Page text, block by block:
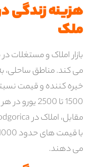
هزینه زندگی
ملک
بازار املاک و مستغلات
می کند. مناطق ساحلی،
خیره کننده و قیمت
1500 تا
می دهند.